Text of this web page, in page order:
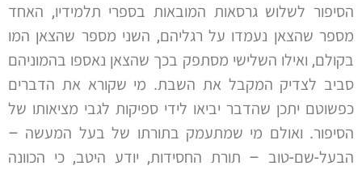
הסיפור לשלוש גרסאות המובאות בספרי תלמידיו, האחד
מספר שהצאן נעמדו על רגליהם, השני מספר שהצאן המו
בקולם, ואילו השלישי מסתפק בכך שהצאן נאספו בהמוניהם
סביב לצדיק המקבל את השבת. מי שקורא את הדברים
כפשוטם יתכן שהדבר יביאו לידי ספיקות לגבי מציאותו של
הסיפור. ואולם מי שמתעמק בתורתו של בעל המעשה –
הבעל-שם-טוב – תורת החסידות, יודע היטב, כי הכוונה